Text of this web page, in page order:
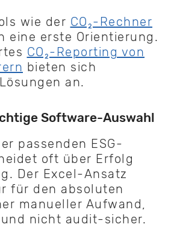
wie der CO₂-Rechner
eine erste Orientierung.
CO₂-Reporting von
bieten sich
an.
Software-Auswahl
passenden ESG-
oft über Erfolg
Der Excel-Ansatz
für den absoluten
manueller Aufwand,
nicht audit-sicher.